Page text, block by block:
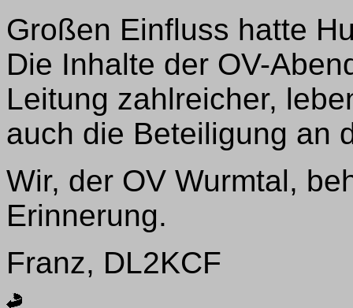
Großen Einfluss hatte
Die Inhalte der OV-
Leitung zahlreicher,
auch die Beteiligung an
Wir, der OV Wurmtal,
Erinnerung.
Franz, DL2KCF